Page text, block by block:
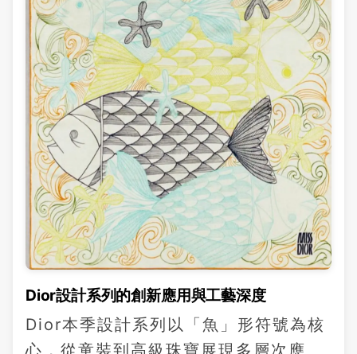
Dior設計系列的創新應用與工藝深度
Dior本季設計系列以「魚」形符號為核
心，從童裝到高級珠寶展現多層次應